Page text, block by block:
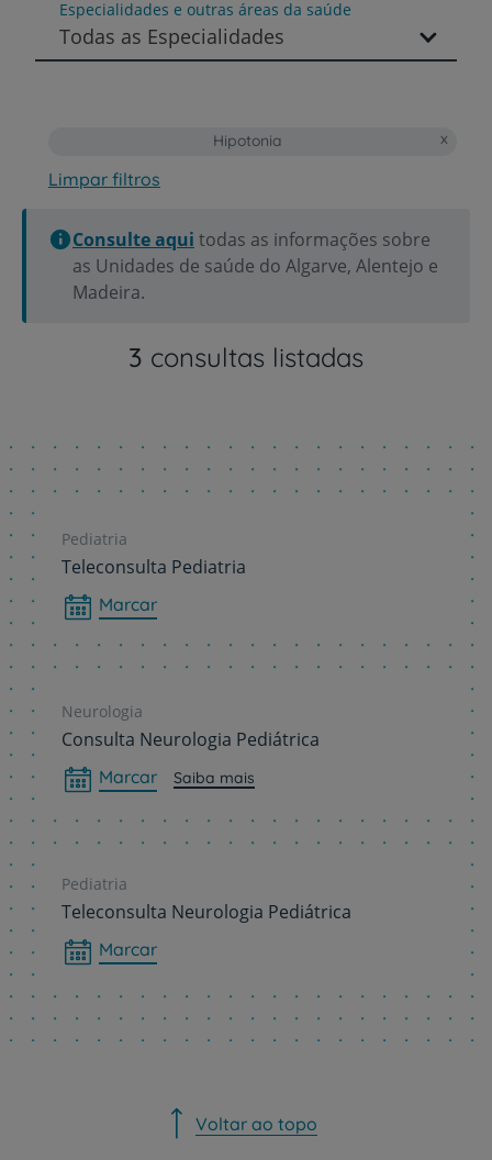
Especialidades e outras áreas da saúde
Todas as Especialidades
Hipotonia
Limpar filtros
Consulte aqui todas as informações sobre
as Unidades de saúde do Algarve, Alentejo e
Madeira.
3 consultas listadas
Pediatria
Teleconsulta Pediatria
Marcar
Neurologia
Consulta Neurologia Pediátrica
Marcar Saiba mais
Pediatria
Teleconsulta Neurologia Pediátrica
Marcar
Voltar ao topo